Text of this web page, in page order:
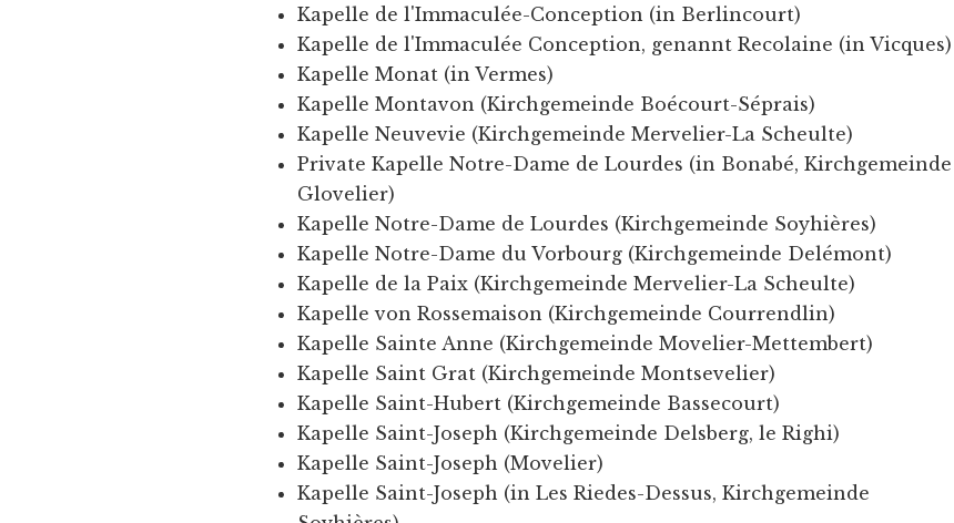
Kapelle de l'Immaculée-Conception (in Berlincourt)
Kapelle de l'Immaculée Conception, genannt Recolaine (in Vicques)
Kapelle Monat (in Vermes)
Kapelle Montavon (Kirchgemeinde Boécourt-Séprais)
Kapelle Neuvevie (Kirchgemeinde Mervelier-La Scheulte)
Private Kapelle Notre-Dame de Lourdes (in Bonabé, Kirchgemeinde
Glovelier)
Kapelle Notre-Dame de Lourdes (Kirchgemeinde Soyhières)
Kapelle Notre-Dame du Vorbourg (Kirchgemeinde Delémont)
Kapelle de la Paix (Kirchgemeinde Mervelier-La Scheulte)
Kapelle von Rossemaison (Kirchgemeinde Courrendlin)
Kapelle Sainte Anne (Kirchgemeinde Movelier-Mettembert)
Kapelle Saint Grat (Kirchgemeinde Montsevelier)
Kapelle Saint-Hubert (Kirchgemeinde Bassecourt)
Kapelle Saint-Joseph (Kirchgemeinde Delsberg, le Righi)
Kapelle Saint-Joseph (Movelier)
Kapelle Saint-Joseph (in Les Riedes-Dessus, Kirchgemeinde